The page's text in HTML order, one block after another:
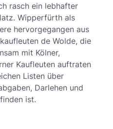
rasch ein lebhafter
Wipperfürth als
hervorgegangen aus
de Wolde, die
mit Kölner,
Kaufleuten auftraten
Listen über
Darlehen und
ist.